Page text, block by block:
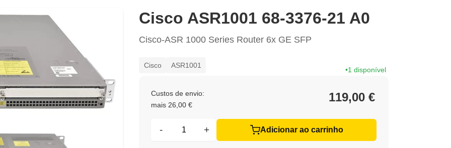
Cisco ASR1001 68-3376-21 A0
Cisco-ASR 1000 Series Router 6x GE SFP
Cisco ASR1001
1 disponível
Custos de envio:
mais 26,00 €
119,00 €
- + Adicionar ao carrinho